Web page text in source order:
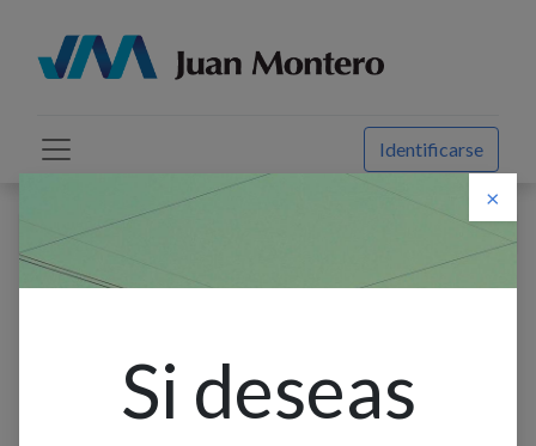
Identificarse
×
Si deseas
Todos los productos Cachimba O Reversible 1-1/4